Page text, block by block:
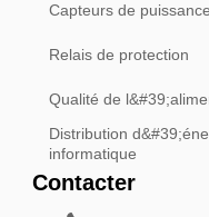
Capteurs de puissance
Relais de protection
Qualité de
Distribution
informatique
Contacter